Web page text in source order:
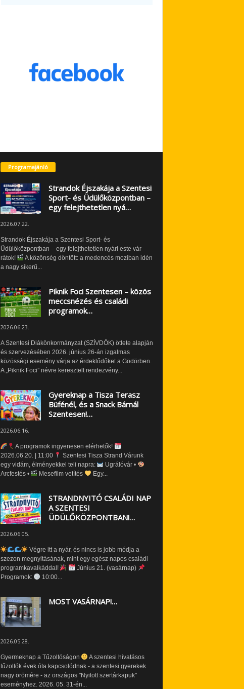
Programajánló
Strandok Éjszakája a Szentesi
Sport- és Üdülőközpontban –
egy felejthetetlen nyá…
2026.07.22.
Strandok Éjszakája a Szentesi Sport- és
Üdülőközpontban – egy felejthetetlen nyári este vár
rátok!
A közönség döntött: a medencés moziban idén
a nagy sikerű...
Piknik Foci Szentesen – közös
meccsnézés és családi
programok…
2026.06.23.
A Szentesi Diákönkormányzat (SZÍVDÖK) ötlete alapján
és szervezésében 2026. június 26-án izgalmas
közösségi esemény várja az érdeklődőket a Gödörben.
A „Piknik Foci” névre keresztelt rendezvény...
Gyereknap a Tisza Terasz
Büfénél, és a Snack Bárnál
Szentesen!…
2026.06.16.
A programok ingyenesen elérhetők!
2026.06.20. | 11:00
Szentesi Tisza Strand Várunk
egy vidám, élményekkel teli napra:
Ugrálóvár •
Arcfestés •
Mesefilm vetítés Egy...
STRANDNYITÓ CSALÁDI NAP
A SZENTESI
ÜDÜLŐKÖZPONTBAN!…
2026.06.05.
Végre itt a nyár, és nincs is jobb módja a
szezon megnyitásának, mint egy egész napos családi
programkavalkáddal!
Június 21. (vasárnap)
Programok:
10:00...
MOST VASÁRNAP!…
2026.05.28.
Gyermeknap a Tűzoltóságon
A szentesi hivatásos
tűzoltók évek óta kapcsolódnak - a szentesi gyerekek
nagy örömére - az országos "Nyitott szertárkapuk"
eseményhez. 2026. 05. 31-én...